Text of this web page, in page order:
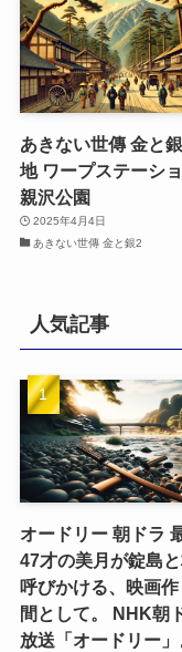
あきない世傳 金と
地 ワープステーシ
親沢公園
2025年4月4日
あきない世傳 金と銀2
人気記事
オードリー 朝ドラ
47才の美月が錠島
呼びかける、映画
間として。 NHK朝
放送「オードリー